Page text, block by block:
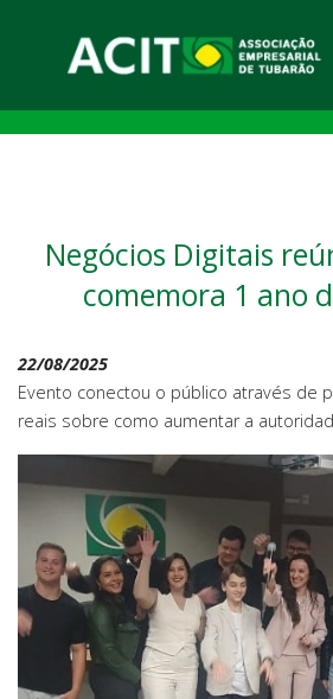
Negócios Digitais
comemora 1 ano
22/08/2025
Evento conectou o público através de
reais sobre como aumentar a